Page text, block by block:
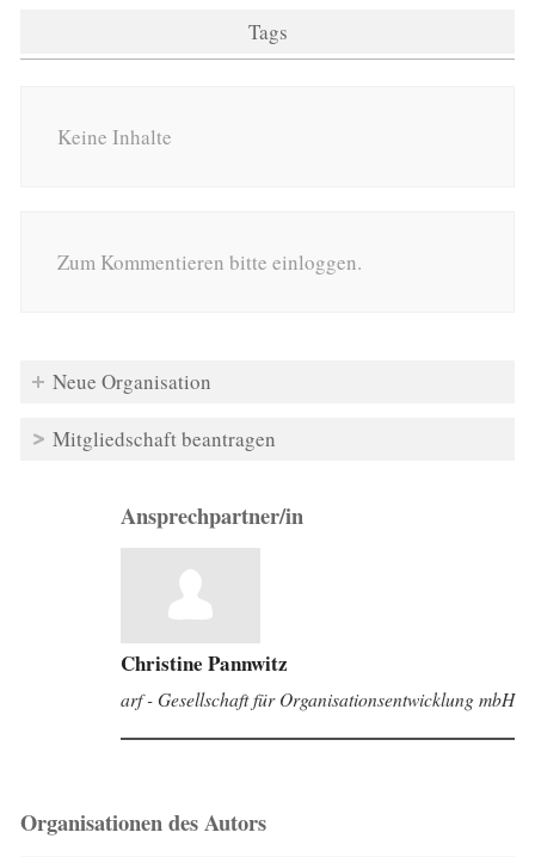
Tags
Keine Inhalte
Zum Kommentieren bitte einloggen.
Neue Organisation
Mitgliedschaft beantragen
Ansprechpartner/in
Christine Pannwitz
arf - Gesellschaft für Organisationsentwicklung mbH
Organisationen des Autors